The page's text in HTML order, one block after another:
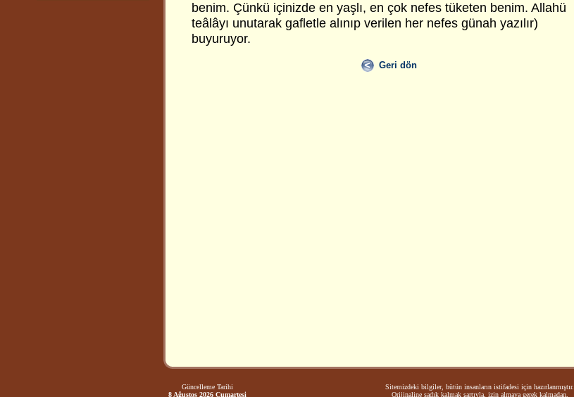
benim. Çünkü içinizde en yaşlı, en çok nefes tüketen benim. Allahü
teâlâyı unutarak gafletle alınıp verilen her nefes günah yazılır)
buyuruyor.
Geri dön
Güncelleme Tarihi
8 Ağustos 2026 Cumartesi
Sitemizdeki bilgiler, bütün insanların istifadesi için hazırlanmıştır.
Orijinaline sadık kalmak şartıyla, izin almaya gerek kalmadan,